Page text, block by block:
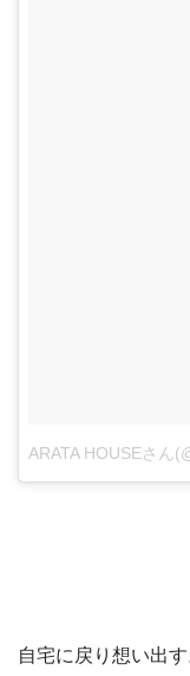
ARATA HOUSEさん
自宅に戻り想い出